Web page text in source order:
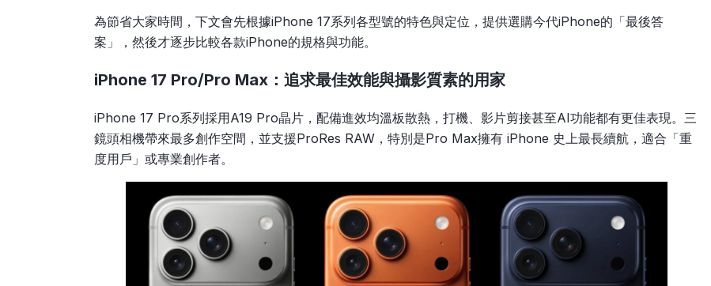
為節省大家時間，下文會先根據iPhone 17系列各型號的特色與定位，提供選購今代iPhone的「最後答
案」，然後才逐步比較各款iPhone的規格與功能。
iPhone 17 Pro/Pro Max：追求最佳效能與攝影質素的用家
iPhone 17 Pro系列採用A19 Pro晶片，配備進效均溫板散熱，打機、影片剪接甚至AI功能都有更佳表現。三
鏡頭相機帶來最多創作空間，並支援ProRes RAW，特別是Pro Max擁有 iPhone 史上最長續航，適合「重
度用戶」或專業創作者。